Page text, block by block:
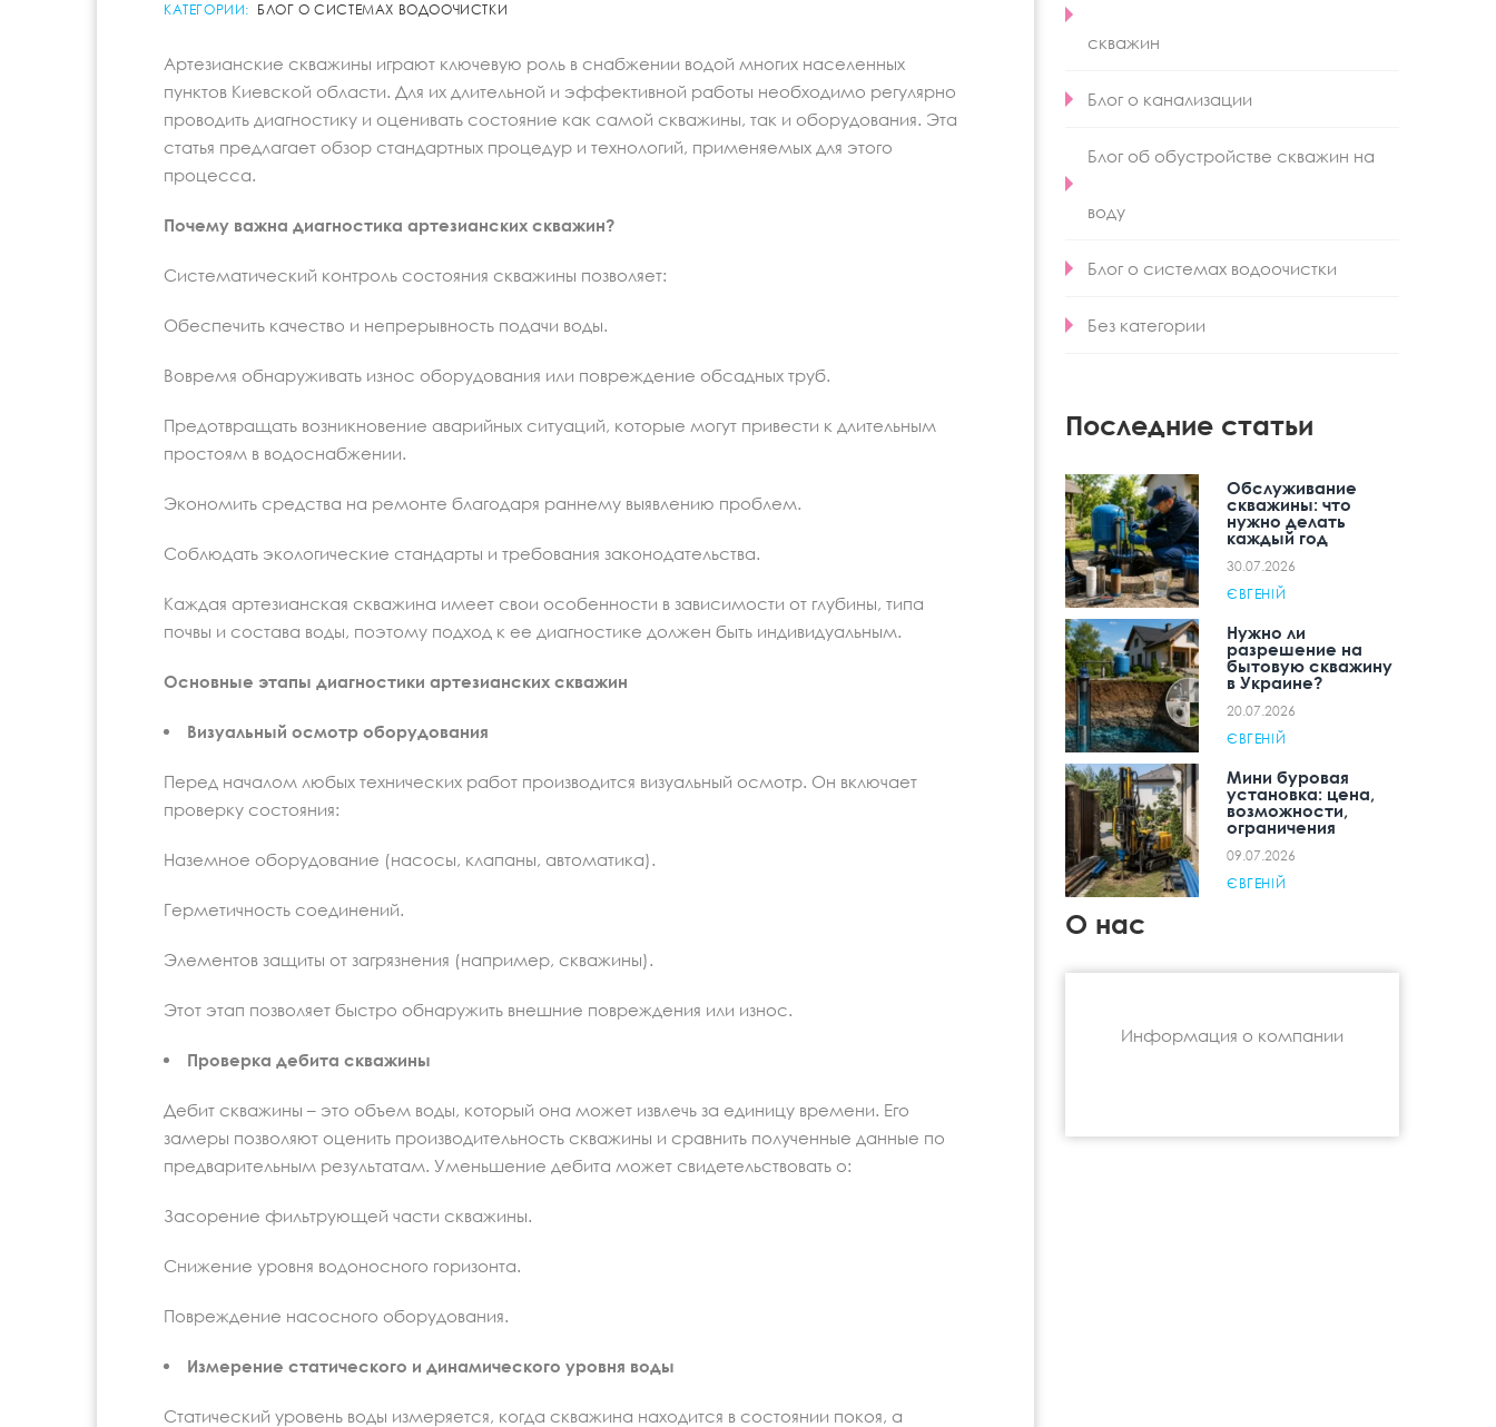
КАТЕГОРИИ: БЛОГ О СИСТЕМАХ ВОДООЧИСТКИ
Артезианские скважины играют ключевую роль в снабжении водой многих населенных
пунктов Киевской области. Для их длительной и эффективной работы необходимо регулярно
проводить диагностику и оценивать состояние как самой скважины, так и оборудования. Эта
статья предлагает обзор стандартных процедур и технологий, применяемых для этого
процесса.
Почему важна диагностика артезианских скважин?
Систематический контроль состояния скважины позволяет:
Обеспечить качество и непрерывность подачи воды.
Вовремя обнаруживать износ оборудования или повреждение обсадных труб.
Предотвращать возникновение аварийных ситуаций, которые могут привести к длительным
простоям в водоснабжении.
Экономить средства на ремонте благодаря раннему выявлению проблем.
Соблюдать экологические стандарты и требования законодательства.
Каждая артезианская скважина имеет свои особенности в зависимости от глубины, типа
почвы и состава воды, поэтому подход к ее диагностике должен быть индивидуальным.
Основные этапы диагностики артезианских скважин
Визуальный осмотр оборудования
Перед началом любых технических работ производится визуальный осмотр. Он включает
проверку состояния:
Наземное оборудование (насосы, клапаны, автоматика).
Герметичность соединений.
Элементов защиты от загрязнения (например, скважины).
Этот этап позволяет быстро обнаружить внешние повреждения или износ.
Проверка дебита скважины
Дебит скважины – это объем воды, который она может извлечь за единицу времени. Его
замеры позволяют оценить производительность скважины и сравнить полученные данные по
предварительным результатам. Уменьшение дебита может свидетельствовать о:
Засорение фильтрующей части скважины.
Снижение уровня водоносного горизонта.
Повреждение насосного оборудования.
Измерение статического и динамического уровня воды
Статический уровень воды измеряется, когда скважина находится в состоянии покоя, а
скважин
Блог о канализации
Блог об обустройстве скважин на
воду
Блог о системах водоочистки
Без категории
Последние статьи
Обслуживание
скважины: что
нужно делать
каждый год
30.07.2026
ЄВГЕНІЙ
Нужно ли
разрешение на
бытовую скважину
в Украине?
20.07.2026
ЄВГЕНІЙ
Мини буровая
установка: цена,
возможности,
ограничения
09.07.2026
ЄВГЕНІЙ
О нас
Информация о компании